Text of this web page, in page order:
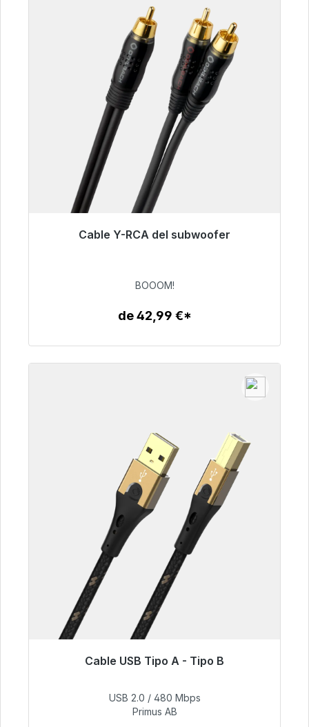
Cable Y-RCA del subwoofer
Listo para envío inmediato, plazo de entrega
53,49 €
BOOOM!
de 42,99 €*
Cable USB Tipo A - Tipo B
Listo para envío inmediato, plazo de entrega
76,99 €
USB 2.0 / 480 Mbps
Primus AB